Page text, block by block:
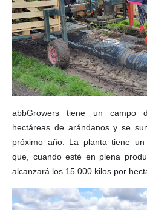
abbGrowers tiene un campo
hectáreas de arándanos y se
próximo año. La planta tiene un
que, cuando esté en plena
alcanzará los 15.000 kilos por